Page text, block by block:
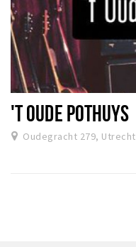
'T OUDE POTHUYS
Oudegracht 279, Utrecht